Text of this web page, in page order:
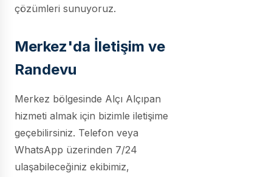
çözümleri sunuyoruz.
Merkez'da İletişim ve
Randevu
Merkez bölgesinde Alçı Alçıpan
hizmeti almak için bizimle iletişime
geçebilirsiniz. Telefon veya
WhatsApp üzerinden 7/24
ulaşabileceğiniz ekibimiz,